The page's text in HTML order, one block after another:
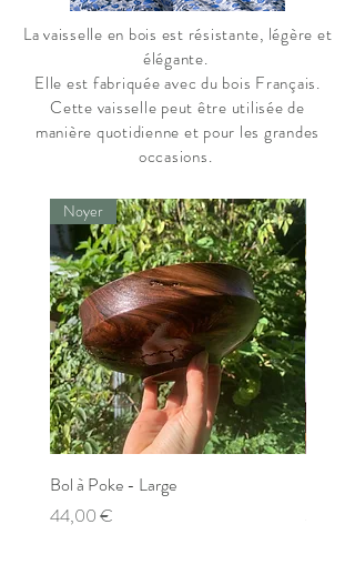
La vaisselle en bois est résistante, légère et
élégante.
Elle est fabriquée avec du bois Français.
Cette vaisselle peut être utilisée de
manière quotidienne et pour les grandes
occasions.
Noyer
Bol à Poke - Large
Prix
44,00 €